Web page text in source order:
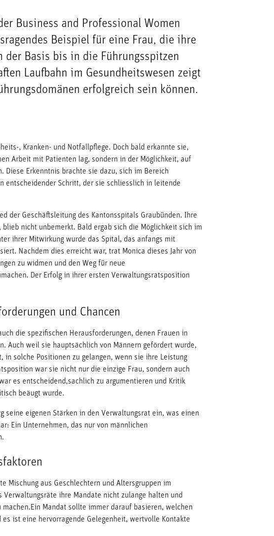
Business and Professional Women
Beispiel für eine Frau, die ihre
der Basis bis in die Führungsspitzen
Laufbahn im Gesundheitswesen zeigt
erfolgreich sein können.
, Kranken- und Notfallpflege. Doch bald erkannte sie,
Arbeit mit Patienten lag, sondern in der Möglichkeit, auf
Diese Erkenntnis brachte sie dazu, sich im Bereich
entscheidender Schritt, der sie schliesslich in leitende
der Geschäftsleitung des Kantonsspitals Graubünden. Ihre
nicht unbemerkt. Bald ergab sich die Möglichkeit sich im
ihrer Mitwirkung wurde das Spital, das anfangs mit
Nachdem dies erreicht war, trat Monica dieses Jahr von
zu widmen und den Weg für neue
Der Erfolg in ihrer ersten Verwaltungsratsposition
und Chancen
die spezifischen Herausforderungen, denen Frauen in
Auch weil sie hauptsächlich von Männern gefördert wurde,
in solche Positionen zu gelangen, wenn sie ihre Leistung
war sie nicht nur die einzige Frau, sondern auch
es entscheidend,sachlich zu argumentieren und Kritik
beäugt wurde.
seine eigenen Stärken in den Verwaltungsrat ein, was einen
Ein Unternehmen, das nur von männlichen
Mischung aus Geschlechtern und Altersgruppen im
ihre Mandate nicht zulange halten und
Mandat sollte immer darauf basieren, welchen
ist eine hervorragende Gelegenheit, wertvolle Kontakte